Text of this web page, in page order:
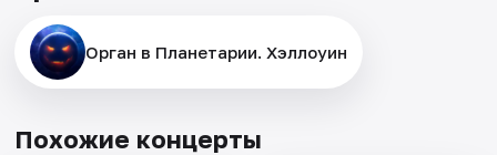
Орган в Планетарии. Хэллоуин
Похожие концерты